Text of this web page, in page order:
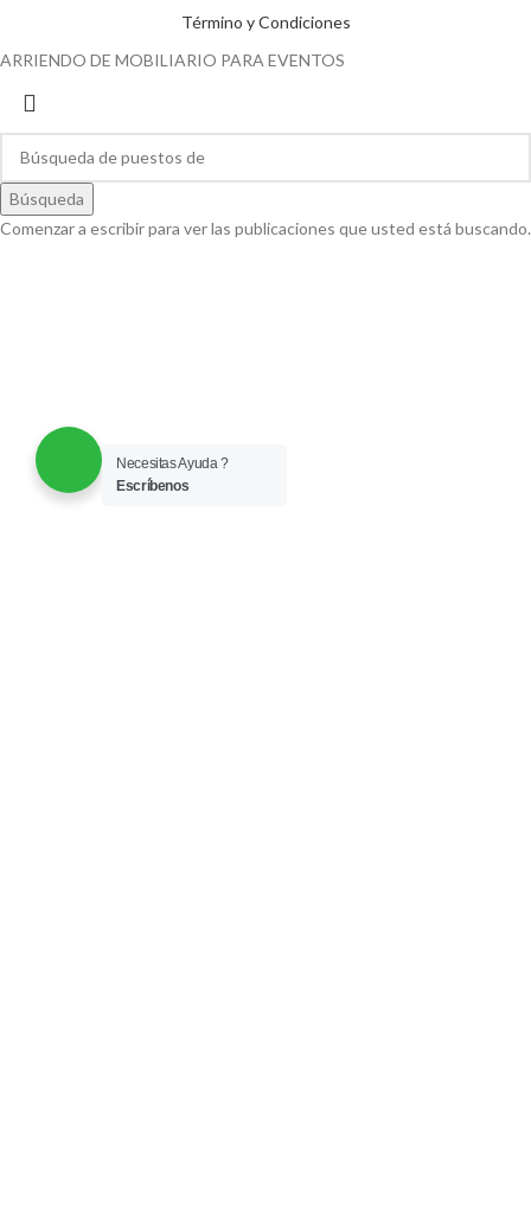
Término y Condiciones
ARRIENDO DE MOBILIARIO PARA EVENTOS
Búsqueda
Comenzar a escribir para ver las publicaciones que usted está buscando.
Necesitas Ayuda ?
Escríbenos